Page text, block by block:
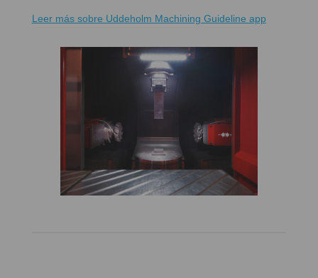
Leer más sobre Uddeholm Machining Guideline app